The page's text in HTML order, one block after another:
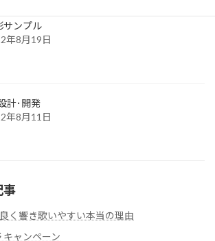
サンプル
年8月19日
計･開発
年8月11日
事
く響き歌いやすい本当の理由
キャンペーン